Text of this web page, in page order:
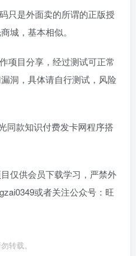
只是外面卖的所谓的正版授
城，基本相似。
项目分享，经过测试可正常
洞，具体请自行测试，风险
仅供会员下载学习，严禁外
或者关注公众号：旺
转载。